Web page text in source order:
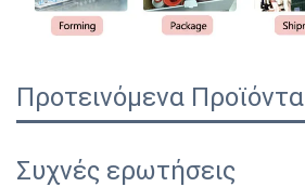
Προτεινόμενα Προϊόντα
Συχνές ερωτήσεις